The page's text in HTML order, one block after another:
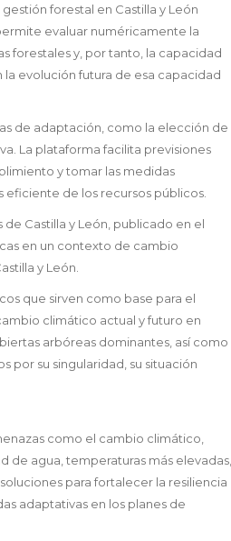
forestal en Castilla y León
evaluar numéricamente la
forestales y, por tanto, la capacidad
evolución futura de esa capacidad
de adaptación, como la elección de
La plataforma facilita previsiones
y tomar las medidas
de los recursos públicos.
Castilla y León, publicado en el
en un contexto de cambio
y León.
que sirven como base para el
climático actual y futuro en
arbóreas dominantes, así como
por su singularidad, su situación
como el cambio climático,
agua, temperaturas más elevadas,
para fortalecer la resiliencia
adaptativas en los planes de